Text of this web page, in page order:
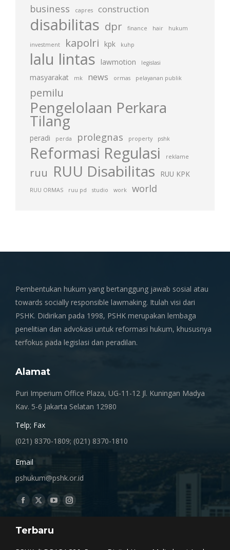
business capres construction
disabilitas dpr finance hair hukum
investment kapolri kpk kuhp
lalu lintas lawmotion legislasi
masyarakat mk news ormas pelayanan publik
pemilu
Pengelolaan Perkara
Tilang
peradi perda prolegnas property pshk
Reformasi Regulasi reklame
ruu RUU Disabilitas RUU KPK
RUU ORMAS ruu pd studio work world
Pembentukan hukum yang bertanggung jawab sosial atau
towards socially responsible lawmaking. Itulah visi dari
PSHK. Didirikan pada 1998, PSHK merupakan lembaga
penelitian dan advokasi untuk reformasi hukum, khususnya
terfokus pada legislasi dan peradilan.
Alamat
Puri Imperium Office Plaza, UG-11-12 Jl. Kuningan Madya
Kav. 5-6 Jakarta Selatan 12980
Telp; Fax
(021) 8370-1809; (021) 8370-1810
Email
pshukum@pshk.or.id
Find us on:
Facebook
opens
X
opens
YouTube
opens
Instagram
Terbaru